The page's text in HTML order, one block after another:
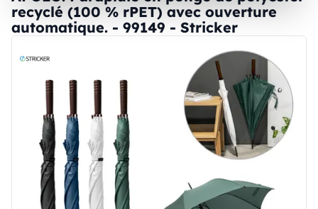
recyclé (100 % rPET) avec ouverture
automatique. - 99149 - Stricker